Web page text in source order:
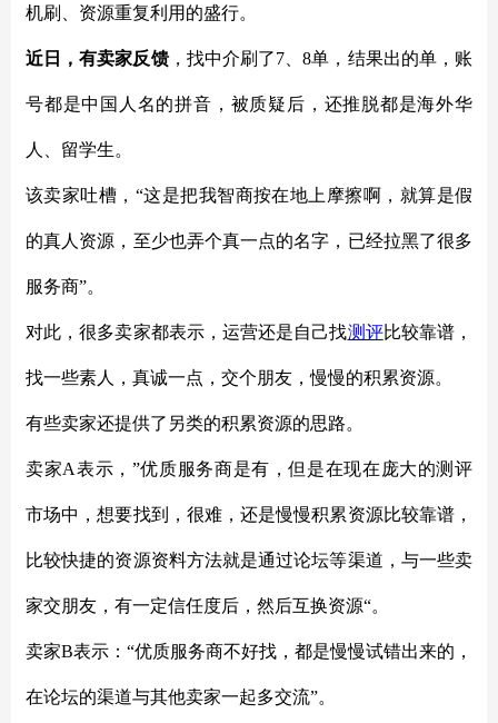
机刷、资源重复利用的盛行。
近日，有卖家反馈，找中介刷了7、8单，结果出的单，账
号都是中国人名的拼音，被质疑后，还推脱都是海外华
人、留学生。
该卖家吐槽， “这是把我智商按在地上摩擦啊，就算是假
的真人资源，至少也弄个真一点的名字，已经拉黑了很多
服务商”。
对此，很多卖家都表示，运营还是自己找测评比较靠谱，
找一些素人，真诚一点，交个朋友，慢慢的积累资源。
有些卖家还提供了另类的积累资源的思路。
卖家A表示，”优质服务商是有，但是在现在庞大的测评
市场中，想要找到，很难，还是慢慢积累资源比较靠谱，
比较快捷的资源资料方法就是通过论坛等渠道，与一些卖
家交朋友，有一定信任度后，然后互换资源“。
卖家B表示：“优质服务商不好找，都是慢慢试错出来的，
在论坛的渠道与其他卖家一起多交流”。